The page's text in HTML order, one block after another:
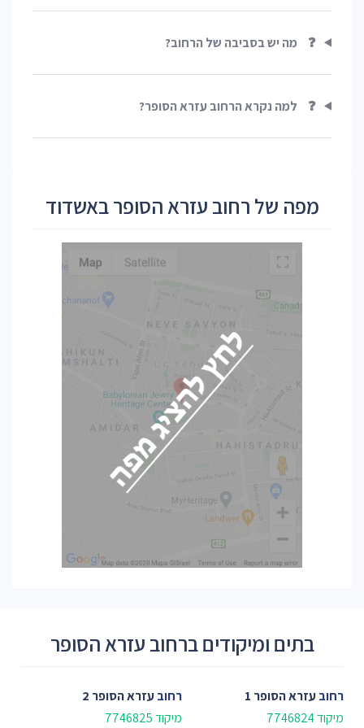
❓ מה יש בסביבה של הרחוב?
❓ למה נקרא הרחוב עזרא הסופר?
מפה של רחוב עזרא הסופר באשדוד
בתים ומיקודים ברחוב עזרא הסופר
רחובעזרא הסופר 1
מיקוד 7746824
רחובעזרא הסופר 2
מיקוד 7746825